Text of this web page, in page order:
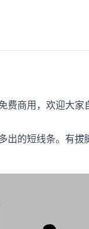
商用，欢迎大家
出的短线条。有